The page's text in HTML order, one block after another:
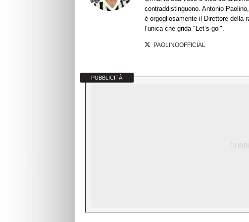
contraddistinguono. Antonio
è orgogliosamente il Direttore della
l’unica che grida "Let’s gol".
PAOLINOOFFICIAL
PUBBLICITÀ